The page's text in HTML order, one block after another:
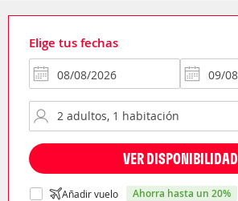
Elige tus fechas
VER DISPONIBILIDAD
Añadir vuelo ahorra hasta un 20%